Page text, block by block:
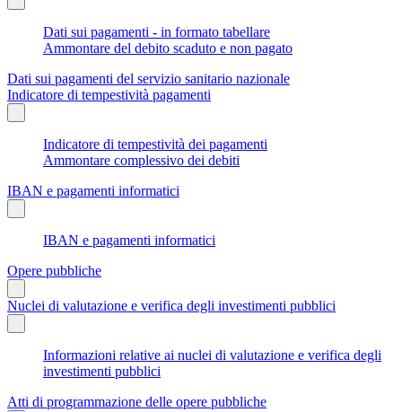
Dati sui pagamenti - in formato tabellare
Ammontare del debito scaduto e non pagato
Dati sui pagamenti del servizio sanitario nazionale
Indicatore di tempestività pagamenti
Indicatore di tempestività dei pagamenti
Ammontare complessivo dei debiti
IBAN e pagamenti informatici
IBAN e pagamenti informatici
Opere pubbliche
Nuclei di valutazione e verifica degli investimenti pubblici
Informazioni relative ai nuclei di valutazione e verifica degli
investimenti pubblici
Atti di programmazione delle opere pubbliche